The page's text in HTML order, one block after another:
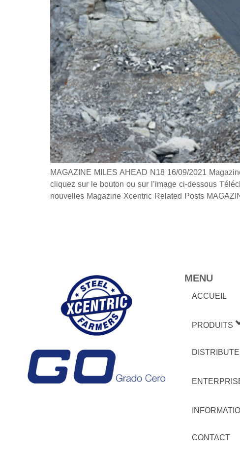
MAGAZINE MILES AHEAD N18 16/09/2021
cliquez sur le bouton ou sur l’image ci-dessous
nouvelles Magazine Xcentric Related Posts
MENU
ACCUEIL
PRODUITS
CONTACT